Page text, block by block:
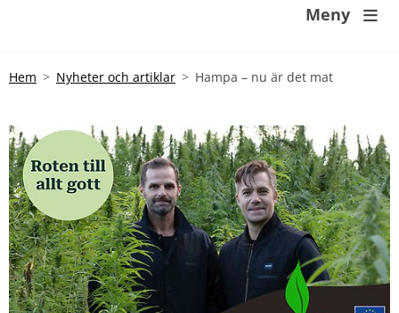
Meny 
Hem Nyheter och artiklar Hampa – nu är det mat